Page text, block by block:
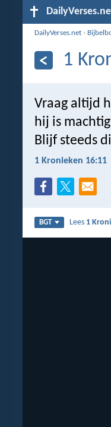
DailyVerses.net ›
1
Vraag altijd
hij is
Blijf steeds
1 Kronieken 16:11
BGT Lees 1